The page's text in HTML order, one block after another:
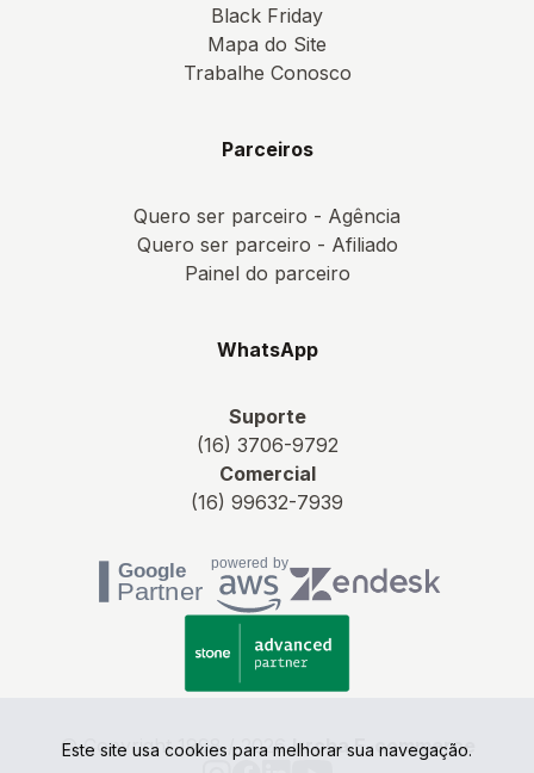
Black Friday
Mapa do Site
Trabalhe Conosco
Parceiros
Quero ser parceiro - Agência
Quero ser parceiro - Afiliado
Painel do parceiro
WhatsApp
Suporte
(16) 3706-9792
Comercial
(16) 99632-7939
© Copyright 1998 / 2026Irroba E-commerce
Este site usa cookies para melhorar sua navegação.